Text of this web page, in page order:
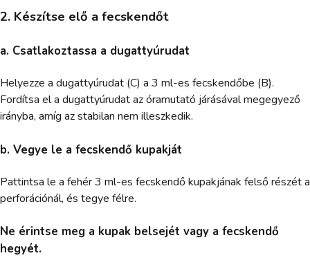
2. Készítse elő a fecskendőt
a. Csatlakoztassa a dugattyúrudat
Helyezze a dugattyúrudat (C) a 3 ml-es fecskendőbe (B).
Fordítsa el a dugattyúrudat az óramutató járásával megegyező
irányba, amíg az stabilan nem illeszkedik.
b. Vegye le a fecskendő kupakját
Pattintsa le a fehér 3 ml-es fecskendő kupakjának felső részét a
perforációnál, és tegye félre.
Ne érintse meg a kupak belsejét vagy a fecskendő
hegyét.